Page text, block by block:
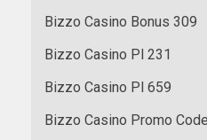
Bizzo Casino Bonus 309
Bizzo Casino Pl 231
Bizzo Casino Pl 659
Bizzo Casino Promo